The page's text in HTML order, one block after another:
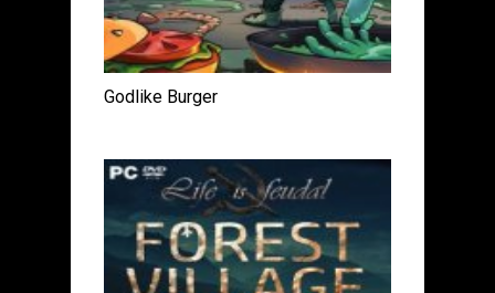
Godlike Burger